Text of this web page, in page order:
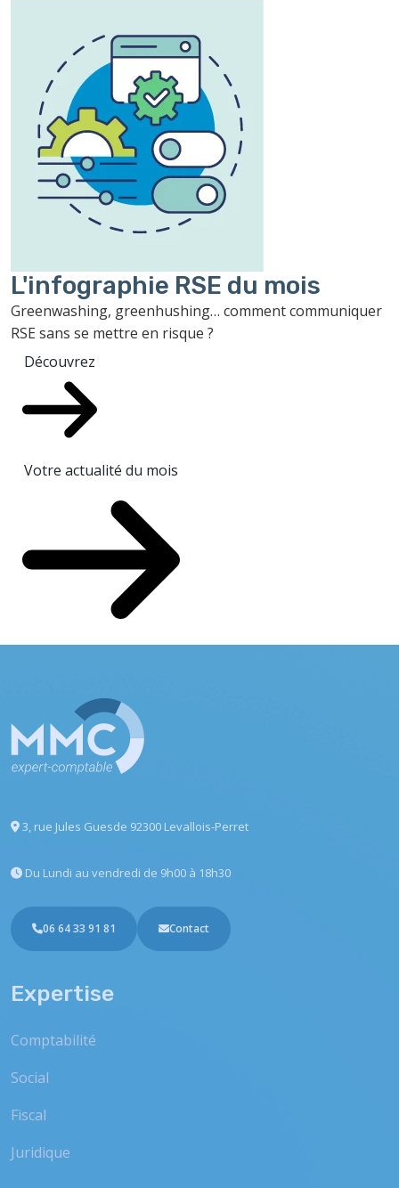
L'infographie RSE du mois
Greenwashing, greenhushing… comment communiquer
RSE sans se mettre en risque ?
Découvrez
Votre actualité du mois
3, rue Jules Guesde 92300 Levallois-Perret
Du Lundi au vendredi de 9h00 à 18h30
06 64 33 91 81 Contact
Expertise
Comptabilité
Social
Fiscal
Juridique